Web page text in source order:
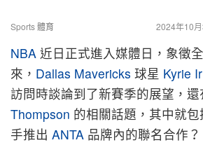
Sports 體育 2024年10
NBA 近日正式進入媒體日，象徵
來， Dallas Mavericks 球星 Kyrie
訪問時談論到了新賽季的展望，
Thompson 的相關話題，其中就
手推出 ANTA 品牌內的聯名合作？